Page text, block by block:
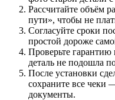
Рассчитайте объём
пути», чтобы не
Согласуйте сроки
простой дороже
Проверьте гарантию
деталь не подошла
После установки
сохраните все чеки
документы.